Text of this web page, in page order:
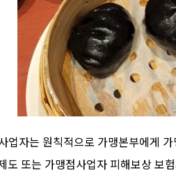
자는 원칙적으로 가맹본부에게
도 또는 가맹점사업자 피해보상 보